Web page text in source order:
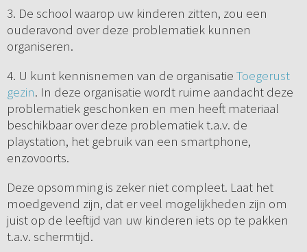
3. De school waarop uw kinderen zitten, zou een
ouderavond over deze problematiek kunnen
organiseren.
4. U kunt kennisnemen van de organisatie Toegerust
gezin. In deze organisatie wordt ruime aandacht deze
problematiek geschonken en men heeft materiaal
beschikbaar over deze problematiek t.a.v. de
playstation, het gebruik van een smartphone,
enzovoorts.
Deze opsomming is zeker niet compleet. Laat het
moedgevend zijn, dat er veel mogelijkheden zijn om
juist op de leeftijd van uw kinderen iets op te pakken
t.a.v. schermtijd.